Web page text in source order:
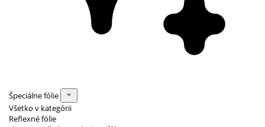
Špeciálne fólie
Všetko v kategórii
Reflexné fólie